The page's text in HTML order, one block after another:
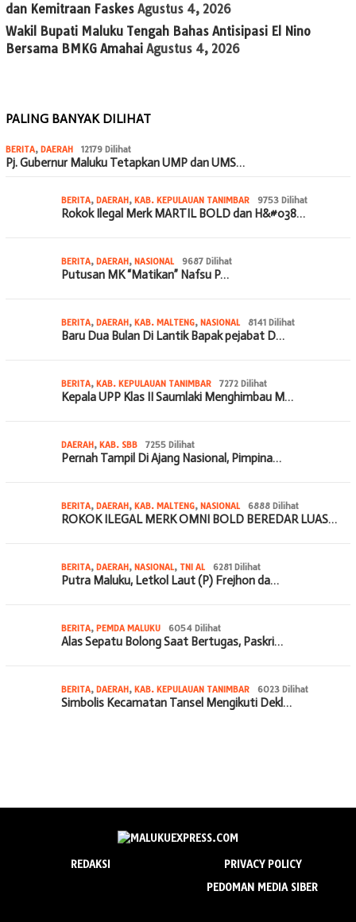
dan Kemitraan Faskes Agustus 4, 2026
Wakil Bupati Maluku Tengah Bahas Antisipasi El Nino
Bersama BMKG Amahai Agustus 4, 2026
PALING BANYAK DILIHAT
BERITA, DAERAH 12179 Dilihat
Pj. Gubernur Maluku Tetapkan UMP dan UMS…
BERITA, DAERAH, KAB. KEPULAUAN TANIMBAR 9753 Dilihat
Rokok Ilegal Merk MARTIL BOLD dan H&#038…
BERITA, DAERAH, NASIONAL 9687 Dilihat
Putusan MK “Matikan” Nafsu P…
BERITA, DAERAH, KAB. MALTENG, NASIONAL 8141 Dilihat
Baru Dua Bulan Di Lantik Bapak pejabat D…
BERITA, KAB. KEPULAUAN TANIMBAR 7272 Dilihat
Kepala UPP Klas II Saumlaki Menghimbau M…
DAERAH, KAB. SBB 7255 Dilihat
Pernah Tampil Di Ajang Nasional, Pimpina…
BERITA, DAERAH, KAB. MALTENG, NASIONAL 6888 Dilihat
ROKOK ILEGAL MERK OMNI BOLD BEREDAR LUAS…
BERITA, DAERAH, NASIONAL, TNI AL 6281 Dilihat
Putra Maluku, Letkol Laut (P) Frejhon da…
BERITA, PEMDA MALUKU 6054 Dilihat
Alas Sepatu Bolong Saat Bertugas, Paskri…
BERITA, DAERAH, KAB. KEPULAUAN TANIMBAR 6023 Dilihat
Simbolis Kecamatan Tansel Mengikuti Dekl…
REDAKSI
PRIVACY POLICY
PEDOMAN MEDIA SIBER